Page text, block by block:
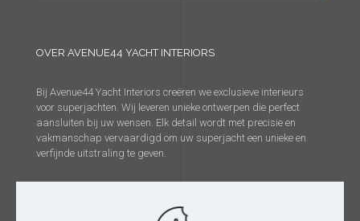
OVER AVENUE44 YACHT INTERIORS
Bij Avenue44 Yacht Interiors creëren we exclusieve interieurs
voor superjachten. Wij leveren unieke ontwerpen die perfect
aansluiten bij uw wensen. Elk detail wordt met precisie en
vakmanschap vervaardigd om uw superjacht een unieke en
verfijnde uitstraling te geven.